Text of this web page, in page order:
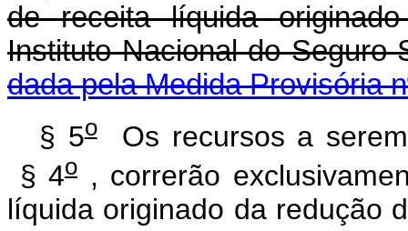
de receita líquida
Instituto Nacional do
dada pela Medida Provisória
§ 5oOs recursos a serem
§ 4o, correrão
líquida originado da redução